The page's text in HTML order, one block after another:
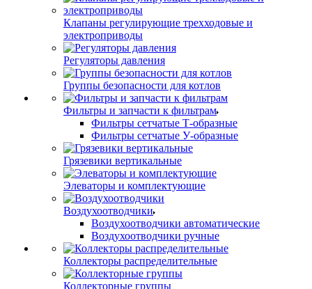
Клапаны регулирующие трехходовые и
электроприводы
Регуляторы давления
Группы безопасности для котлов
Фильтры и запчасти к фильтрам
Фильтры сетчатые Т-образные
Фильтры сетчатые У-образные
Грязевики вертикальные
Элеваторы и комплектующие
Воздухоотводчики
Воздухоотводчики автоматические
Воздухоотводчики ручные
Коллекторы распределительные
Коллекторные группы